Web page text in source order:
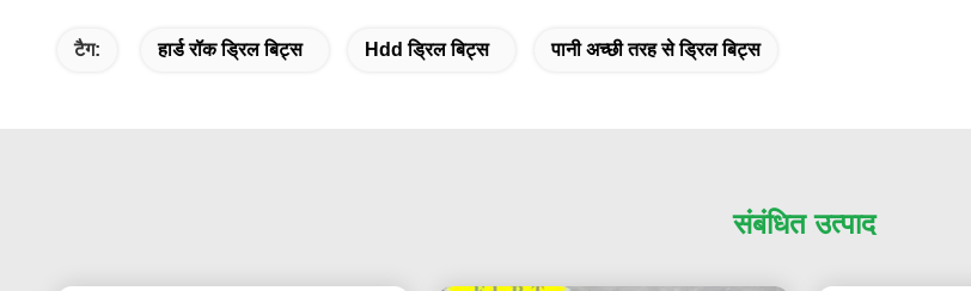
टैग: हार्ड रॉक ड्रिल बिट्स Hdd ड्रिल बिट्स पानी अच्छी तरह से ड्रिल बिट्स
संबंधित उत्पाद